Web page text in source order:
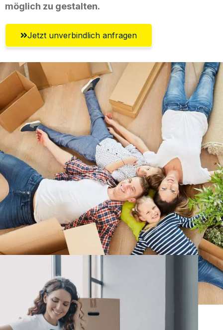
möglich zu gestalten.
Jetzt unverbindlich anfragen